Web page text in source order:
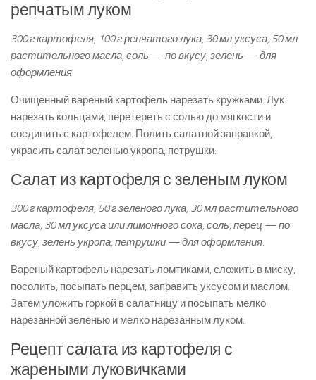
репчатым луком
300 г картофеля, 100 г репчатого лука, 30 мл уксуса, 50 мл
растительного масла, соль — по вкусу, зелень — для
оформления.
Очищенный вареный картофель нарезать кружками. Лук
нарезать кольцами, перетереть с солью до мягкости и
соединить с картофелем. Полить салатной заправкой,
украсить салат зеленью укропа, петрушки.
Салат из картофеля с зеленым луком
300 г картофеля, 50 г зеленого лука, 30 мл растительного
масла, 30 мл уксуса или лимонного сока, соль, перец — по
вкусу, зелень укропа, петрушки — для оформления.
Вареный картофель нарезать ломтиками, сложить в миску,
посолить, посыпать перцем, заправить уксусом и маслом.
Затем уложить горкой в салатницу и посыпать мелко
нарезанной зеленью и мелко нарезанным луком.
Рецепт салата из картофеля с
жареными луковичками